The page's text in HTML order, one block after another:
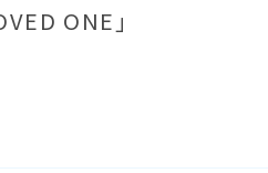
ONE」